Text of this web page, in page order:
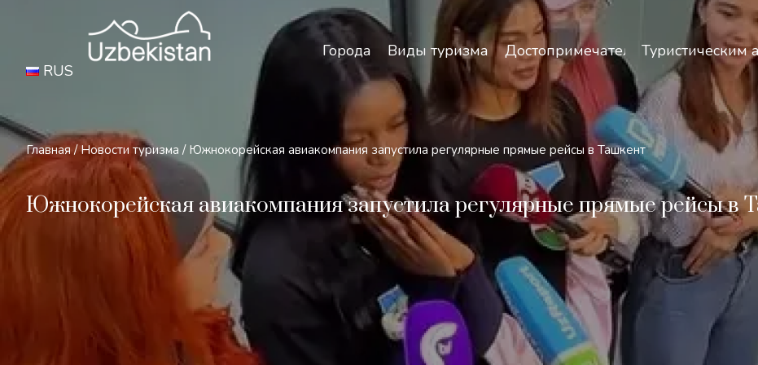
Безопасность и особенности путешествий по Узбекистану
Города
Виды туризма ДостопримечательностиТуристическим
RUS
Главная / Новости туризма / Южнокорейская авиакомпания запустила регулярные прямые рейсы в Ташкент
Южнокорейская авиакомпания запустила регулярные прямые рейсы в